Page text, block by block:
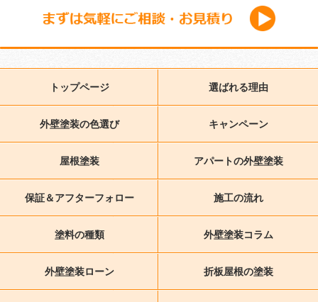
トップページ 選ばれる理由
外壁塗装の色選び キャンペーン
屋根塗装 アパートの外壁塗装
保証＆アフターフォロー 施工の流れ
塗料の種類 外壁塗装コラム
外壁塗装ローン 折板屋根の塗装